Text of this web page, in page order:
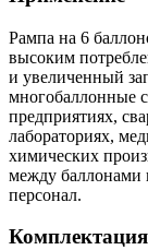
Рампа на 6
высоким
и увеличенный
многобаллонные
предприятиях,
лабораториях,
химических
между баллонами
персонал.
Комплектация